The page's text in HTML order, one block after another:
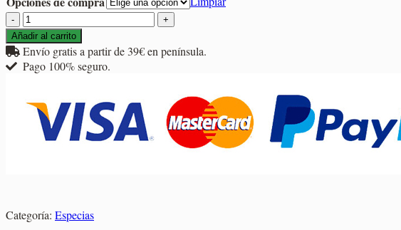
2,10€
17,20€
Canela
Rama
Cassia
Cortada
cantidad
Añadir al carrito
Envío gratis a partir de 39€ en península.
Pago 100% seguro.
Categoría: Especias